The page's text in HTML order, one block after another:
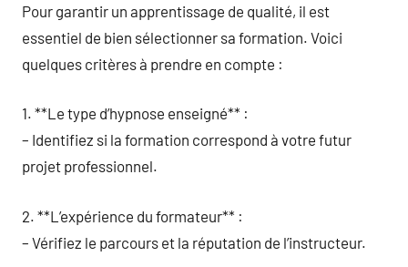
Pour garantir un apprentissage de qualité, il est
essentiel de bien sélectionner sa formation. Voici
quelques critères à prendre en compte :
1. **Le type d’hypnose enseigné** :
– Identifiez si la formation correspond à votre futur
projet professionnel.
2. **L’expérience du formateur** :
– Vérifiez le parcours et la réputation de l’instructeur.